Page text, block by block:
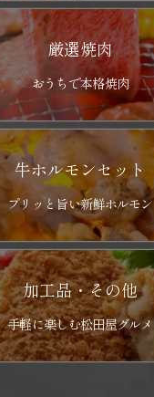
厳選焼肉
おうちで本格焼肉
牛ホルモンセット
プリッと旨い新鮮ホルモン
加工品・その他
手軽に楽しむ松田屋グルメ